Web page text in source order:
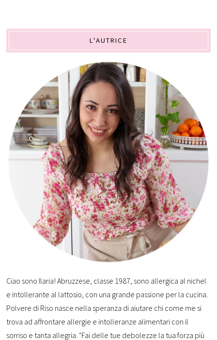
L'AUTRICE
Ciao sono Ilaria! Abruzzese, classe 1987, sono allergica al nichel
e intollerante al lattosio, con una grande passione per la cucina.
Polvere di Riso nasce nella speranza di aiutare chi come me si
trova ad affrontare allergie e intolleranze alimentari con il
sorriso e tanta allegria. "Fai delle tue debolezze la tua forza più